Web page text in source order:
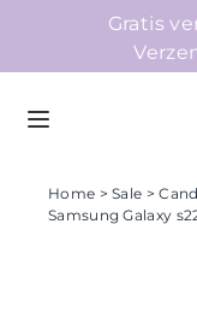
Gratis
Home >Sale >
Samsung Galaxy